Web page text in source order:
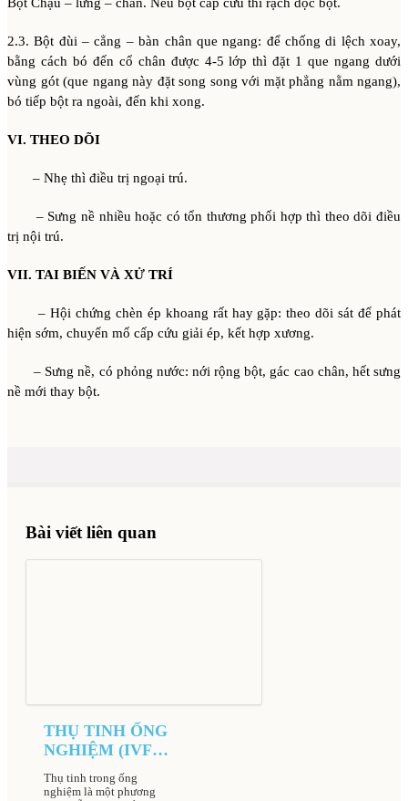
2.3. Bột đùi – cẳng – bàn chân que ngang: để chống di lệch xoay,
bằng cách bó đến cổ chân được 4-5 lớp thì đặt 1 que ngang dưới
vùng gót (que ngang này đặt song song với mặt phẳng nằm ngang),
bó tiếp bột ra ngoài, đến khi xong.
VI. THEO DÕI
– Nhẹ thì điều trị ngoại trú.
– Sưng nề nhiều hoặc có tổn thương phối hợp thì theo dõi điều
trị nội trú.
VII. TAI BIẾN VÀ XỬ TRÍ
– Hội chứng chèn ép khoang rất hay gặp: theo dõi sát để phát
hiện sớm, chuyển mổ cấp cứu giải ép, kết hợp xương.
– Sưng nề, có phỏng nước: nới rộng bột, gác cao chân, hết sưng
nề mới thay bột.
Bài viết liên quan
THỤ TINH ỐNG
NGHIỆM (IVF)
TẠI BỆNH VIỆN
NAM HỌC VÀ
Thụ tinh trong ống
nghiệm là một phương